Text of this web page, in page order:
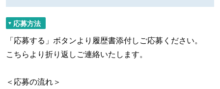
応募方法
「応募する」ボタンより履歴書添付しご応募ください。
こちらより折り返しご連絡いたします。
＜応募の流れ＞